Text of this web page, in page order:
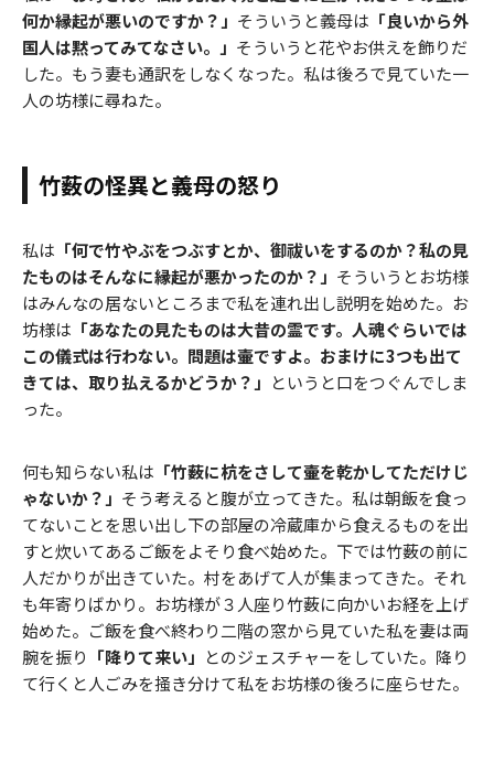
何か縁起が悪いのですか？」 そういうと義母は 「良いから外
国人は黙ってみてなさい。」 そういうと花やお供えを飾りだ
した。もう妻も通訳をしなくなった。私は後ろで見ていた一
人の坊様に尋ねた。
竹薮の怪異と義母の怒り
私は 「何で竹やぶをつぶすとか、御祓いをするのか？私の見
たものはそんなに縁起が悪かったのか？」 そういうとお坊様
はみんなの居ないところまで私を連れ出し説明を始めた。お
坊様は 「あなたの見たものは大昔の霊です。人魂ぐらいでは
この儀式は行わない。問題は壷ですよ。おまけに3つも出て
きては、取り払えるかどうか？」 というと口をつぐんでしま
った。
何も知らない私は 「竹薮に杭をさして壷を乾かしてただけじ
ゃないか？」 そう考えると腹が立ってきた。私は朝飯を食っ
てないことを思い出し下の部屋の冷蔵庫から食えるものを出
すと炊いてあるご飯をよそり食べ始めた。下では竹薮の前に
人だかりが出きていた。村をあげて人が集まってきた。それ
も年寄りばかり。お坊様が３人座り竹薮に向かいお経を上げ
始めた。ご飯を食べ終わり二階の窓から見ていた私を妻は両
腕を振り 「降りて来い」 とのジェスチャーをしていた。降り
て行くと人ごみを掻き分けて私をお坊様の後ろに座らせた。